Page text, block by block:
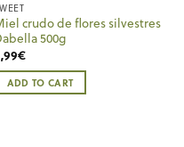
crudo de flores silvestres
500g
€
ADD TO CART